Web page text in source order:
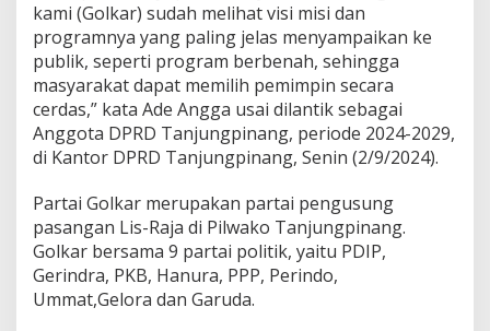
kami (Golkar) sudah melihat visi misi dan
programnya yang paling jelas menyampaikan ke
publik, seperti program berbenah, sehingga
masyarakat dapat memilih pemimpin secara
cerdas,” kata Ade Angga usai dilantik sebagai
Anggota DPRD Tanjungpinang, periode 2024-2029,
di Kantor DPRD Tanjungpinang, Senin (2/9/2024).
Partai Golkar merupakan partai pengusung
pasangan Lis-Raja di Pilwako Tanjungpinang.
Golkar bersama 9 partai politik, yaitu PDIP,
Gerindra, PKB, Hanura, PPP, Perindo,
Ummat,Gelora dan Garuda.